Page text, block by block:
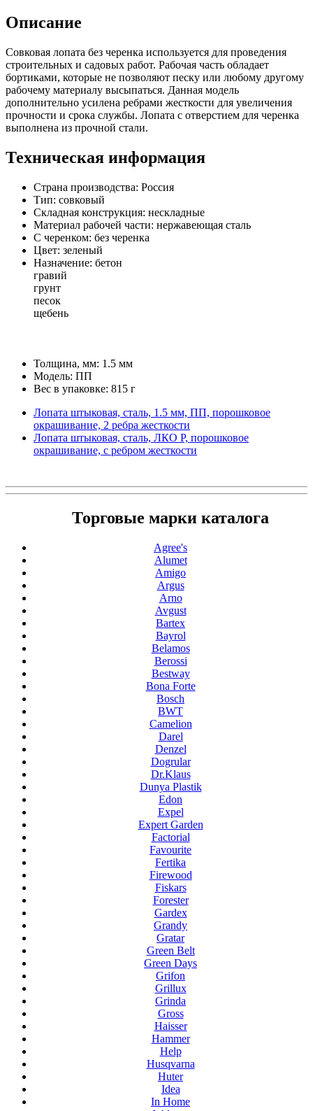
Описание
Совковая лопата без черенка используется для проведения
строительных и садовых работ. Рабочая часть обладает
бортиками, которые не позволяют песку или любому другому
рабочему материалу высыпаться. Данная модель
дополнительно усилена ребрами жесткости для увеличения
прочности и срока службы. Лопата с отверстием для черенка
выполнена из прочной стали.
Техническая информация
Страна производства: Россия
Тип: совковый
Складная конструкция: нескладные
Материал рабочей части: нержавеющая сталь
С черенком: без черенка
Цвет: зеленый
Назначение: бетон
гравий
грунт
песок
щебень
Толщина, мм: 1.5 мм
Модель: ПП
Вес в упаковке: 815 г
Лопата штыковая, сталь, 1.5 мм, ПП, порошковое
окрашивание, 2 ребра жесткости
Лопата штыковая, сталь, ЛКО Р, порошковое
окрашивание, с ребром жесткости
Торговые марки каталога
Agree's
Alumet
Amigo
Argus
Arno
Avgust
Bartex
Bayrol
Belamos
Berossi
Bestway
Bona Forte
Bosch
BWT
Camelion
Darel
Denzel
Dogrular
Dr.Klaus
Dunya Plastik
Edon
Expel
Expert Garden
Factorial
Favourite
Fertika
Firewood
Fiskars
Forester
Gardex
Grandy
Gratar
Green Belt
Green Days
Grifon
Grillux
Grinda
Gross
Haisser
Hammer
Help
Husqvarna
Huter
Idea
In Home